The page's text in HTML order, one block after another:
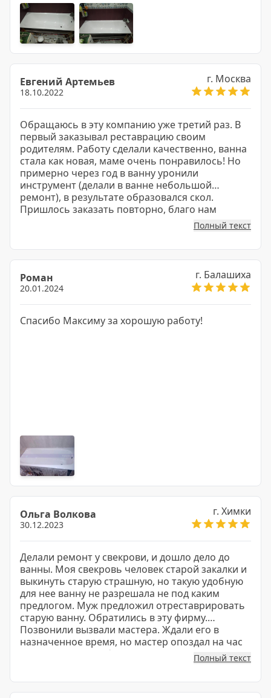
Евгений Артемьев
18.10.2022
г. Москва
Обращаюсь в эту компанию уже третий раз. В
первый заказывал реставрацию своим
родителям. Работу сделали качественно, ванна
стала как новая, маме очень понравилось! Но
примерно через год в ванну уронили
инструмент (делали в ванне небольшой
ремонт), в результате образовался скол.
Пришлось заказать повторно, благо нам
А на днях вызвал мастера уже к себе. Как и в
разряду. Поэтому считаю своим долгом
оставить хороший отзыв о компании!
Так что кто выбирает, не сомневайтесь, Всем
рекомендую!
Полный текст
Роман
20.01.2024
г. Балашиха
Спасибо Максиму за хорошую работу!
Ольга Волкова
30.12.2023
г. Химки
Делали ремонт у свекрови, и дошло дело до
ванны. Моя свекровь человек старой закалки и
выкинуть старую страшную, но такую удобную
для нее ванну не разрешала не под каким
предлогом. Муж предложил отреставрировать
старую ванну. Обратились в эту фирму.
Позвонили вызвали мастера. Ждали его в
назначенное время, но мастер опоздал на час
списав все на пробки. За несколько часов ванна
была очищена и залита акрилом. После чего
еще сутки должна была соxнуть. Результатом
довольны.
Полный текст